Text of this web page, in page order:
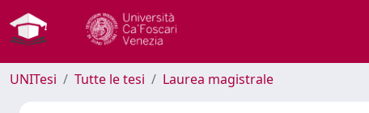
UNITesi Tutte le tesi Laurea magistrale